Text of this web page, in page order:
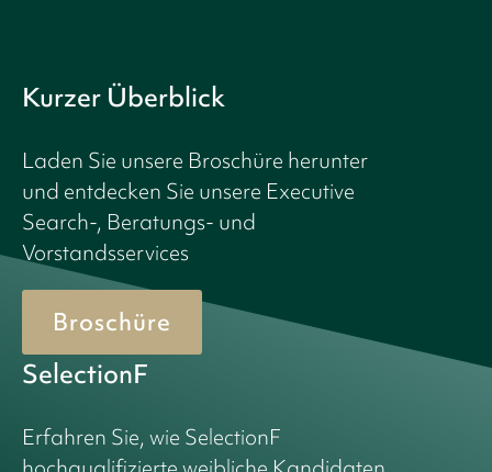
Kurzer Überblick
Laden Sie unsere Broschüre herunter
und entdecken Sie unsere Executive
Search-, Beratungs- und
Vorstandsservices
Broschüre
SelectionF
Erfahren Sie, wie SelectionF